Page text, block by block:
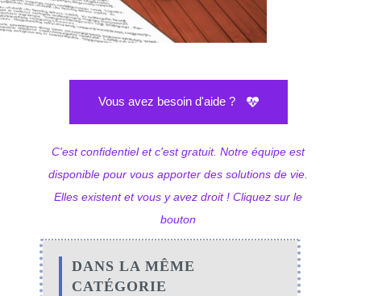
Vous avez besoin d'aide ?
C'est confidentiel et c'est gratuit. Notre équipe est
disponible pour vous apporter des solutions de vie.
Elles existent et vous y avez droit ! Cliquez sur le
bouton
DANS LA MÊME
CATÉGORIE